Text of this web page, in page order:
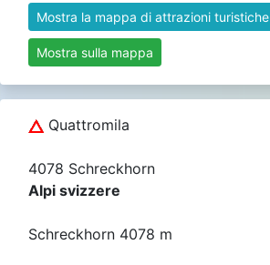
Mostra la mappa di attrazioni turistiche
Mostra sulla mappa
Quattromila
4078 Schreckhorn
Alpi svizzere
Schreckhorn 4078 m